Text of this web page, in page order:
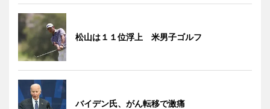
松山は１１位浮上 米男子ゴルフ
バイデン氏、がん転移で激痛